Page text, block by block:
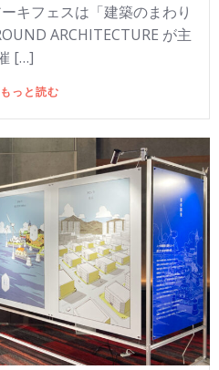
キフェスは「建築のまわり
ARCHITECTURE が主
[…]
もっと読む